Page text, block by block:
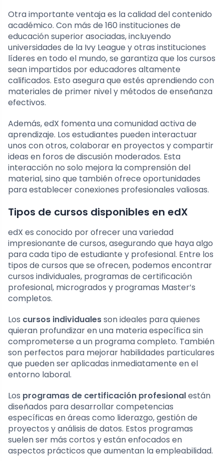
Otra importante ventaja es la calidad del contenido
académico. Con más de 160 instituciones de
educación superior asociadas, incluyendo
universidades de la Ivy League y otras instituciones
líderes en todo el mundo, se garantiza que los cursos
sean impartidos por educadores altamente
calificados. Esto asegura que estés aprendiendo con
materiales de primer nivel y métodos de enseñanza
efectivos.
Además, edX fomenta una comunidad activa de
aprendizaje. Los estudiantes pueden interactuar
unos con otros, colaborar en proyectos y compartir
ideas en foros de discusión moderados. Esta
interacción no solo mejora la comprensión del
material, sino que también ofrece oportunidades
para establecer conexiones profesionales valiosas.
Tipos de cursos disponibles en edX
edX es conocido por ofrecer una variedad
impresionante de cursos, asegurando que haya algo
para cada tipo de estudiante y profesional. Entre los
tipos de cursos que se ofrecen, podemos encontrar
cursos individuales, programas de certificación
profesional, microgrados y programas Master’s
completos.
Los cursos individualesson ideales para quienes
quieran profundizar en una materia específica sin
comprometerse a un programa completo. También
son perfectos para mejorar habilidades particulares
que pueden ser aplicadas inmediatamente en el
entorno laboral.
Los programas de certificación profesionalestán
diseñados para desarrollar competencias
específicas en áreas como liderazgo, gestión de
proyectos y análisis de datos. Estos programas
suelen ser más cortos y están enfocados en
aspectos prácticos que aumentan la empleabilidad.